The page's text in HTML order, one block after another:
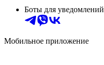
Боты для уведомлений
Мобильное приложение